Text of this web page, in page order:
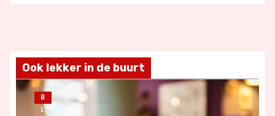
Ook lekker in de buurt
B
L